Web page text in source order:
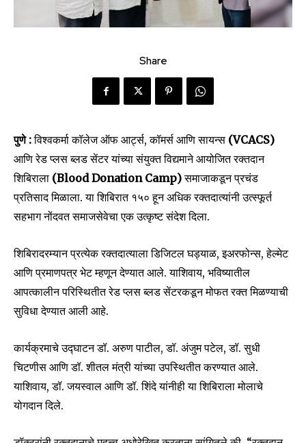
Join our community of
Share
पुणे :विश्वकर्मा कॉलेज ऑफ आर्ट्स, कॉमर्स आणि सायन्स (VCACS)
आणि रेड प्लस ब्लड सेंटर यांच्या संयुक्त विद्यमाने आयोजित रक्तदान
शिबिराला (Blood Donation Camp)समाजाकडून प्रचंड
प्रतिसाद मिळाला. या शिबिरात १५० हून अधिक रक्तदात्यांनी उत्स्फूर्त
सहभाग नोंदवत समाजसेवेचा एक उत्कृष्ट संदेश दिला.
शिबिरादरम्यान प्रत्येक रक्तदात्याला डिजिटल घड्याळ, इअरफोन्स, हेल्मेट
आणि प्रमाणपत्र भेट म्हणून देण्यात आले. याशिवाय, भविष्यातील
आपत्कालीन परिस्थितीत रेड प्लस ब्लड सेंटरकडून मोफत रक्त मिळण्याची
सुविधा देण्यात आली आहे.
कार्यक्रमाचे उद्घाटन डॉ. अरुण पाटील, डॉ. अंजुम पटेल, डॉ. सुधी
चिटणीस आणि डॉ. शीतल मंत्री यांच्या उपस्थितीत करण्यात आले.
याशिवाय, डॉ. जयस्वाल आणि डॉ. शिंदे यांनीही या शिबिराला मोलाचे
योगदान दिले.